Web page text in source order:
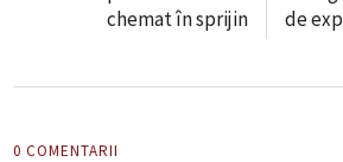
chemat în sprijin
de
0 COMENTARII